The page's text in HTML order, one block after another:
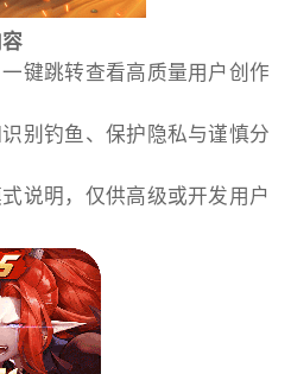
键跳转查看高质量用户创作
别钓鱼、保护隐私与谨慎分
说明，仅供高级或开发用户